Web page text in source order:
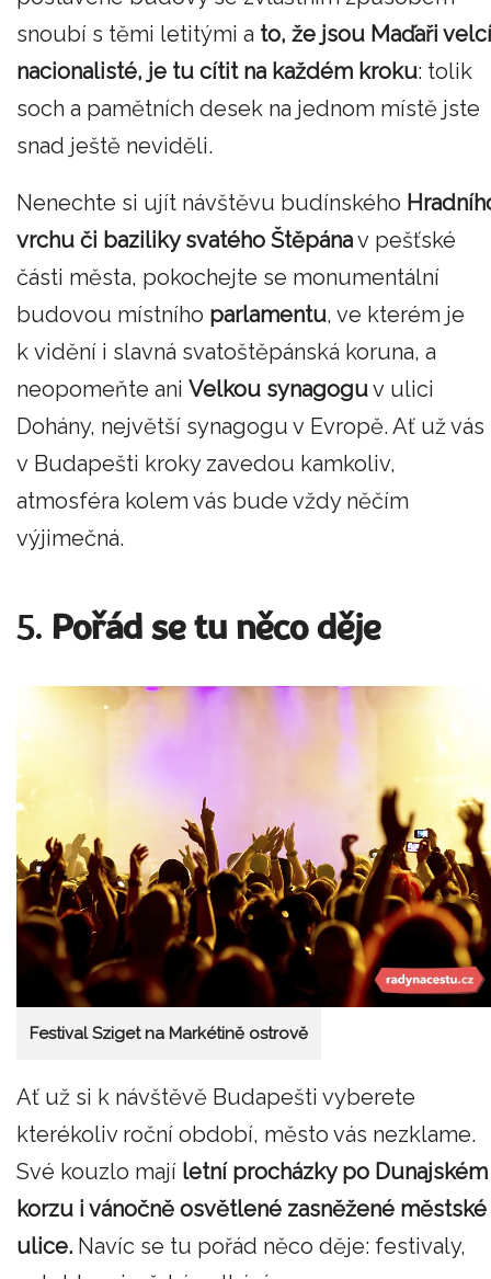
snoubí s těmi letitými a to, že jsou Maďaři velcí
nacionalisté, je tu cítit na každém kroku: tolik
soch a pamětních desek na jednom místě jste
snad ještě neviděli.
Nenechte si ujít návštěvu budínského
vrchu či baziliky svatého Štěpánav pešťské
části města, pokochejte se monumentální
budovou místního parlamentu, ve kterém je
k vidění i slavná svatoštěpánská koruna, a
neopomeňte ani Velkou synagoguv ulici
Dohány, největší synagogu v Evropě. Ať už vás
v Budapešti kroky zavedou kamkoliv,
atmosféra kolem vás bude vždy něčím
výjimečná.
5. Pořád se tu něco děje
Festival Sziget na Markétině ostrově
Ať už si k návštěvě Budapešti vyberete
kterékoliv roční období, město vás nezklame.
Své kouzlo mají letní procházky po Dunajském
korzu i vánočně osvětlené zasněžené městské
ulice. Navíc se tu pořád něco děje: festivaly,